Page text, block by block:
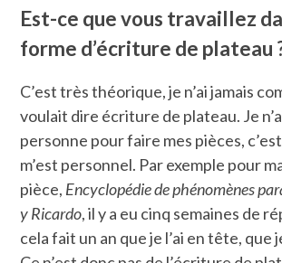
Est-ce que vous travaillez
forme d’écriture de plateau
C’est très théorique, je n’ai jamais
voulait dire écriture de plateau. Je
personne pour faire mes pièces,
m’est personnel. Par exemple pour
pièce, Encyclopédie de phénomènes
y Ricardo, il y a eu cinq semaines de
cela fait un an que je l’ai en tête, que